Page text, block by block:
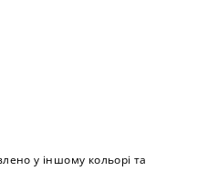
у іншому кольорі та